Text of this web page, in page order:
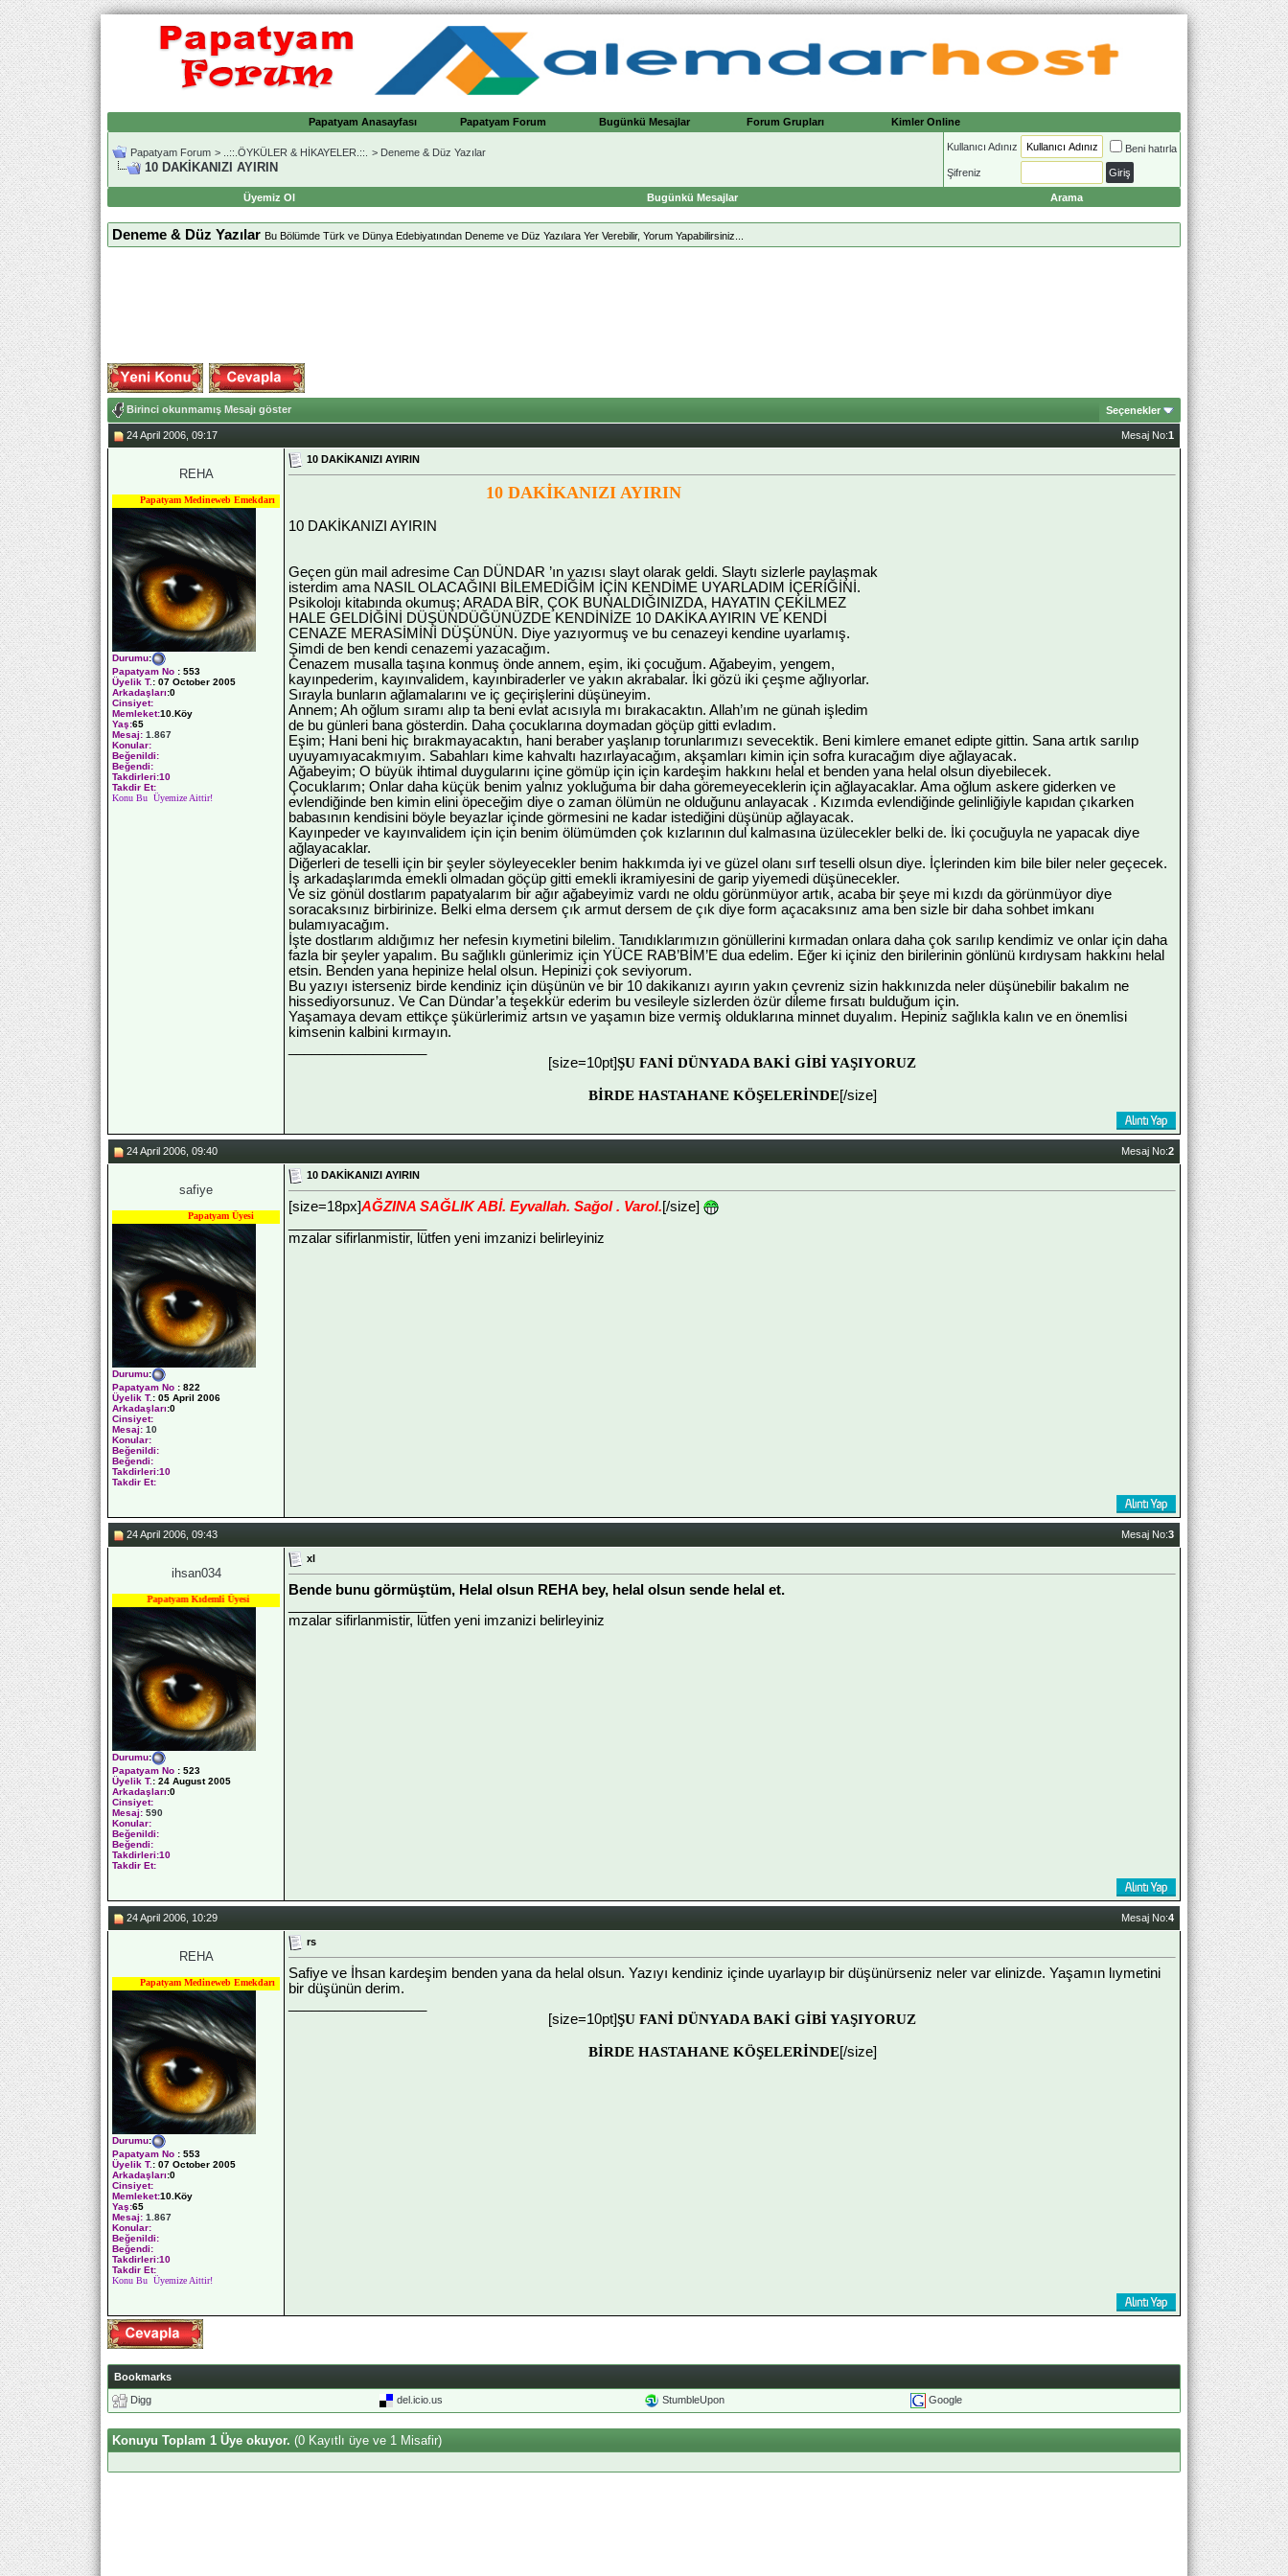
Papatyam Anasayfası Papatyam Forum Bugünkü Mesajlar Forum Grupları Kimler Online
Papatyam Forum > ..::.ÖYKÜLER & HİKAYELER.::. > Deneme & Düz Yazılar
10 DAKİKANIZI AYIRIN
Kullanıcı Adınız Beni hatırla
Şifreniz
Üyemiz Ol Bugünkü Mesajlar Arama
Deneme & Düz Yazılar Bu Bölümde Türk ve Dünya Edebiyatından Deneme ve Düz Yazılara Yer Verebilir, Yorum Yapabilirsiniz...
Birinci okunmamış Mesajı göster Seçenekler
24 April 2006, 09:17 Mesaj No:1
REHA
Papatyam Medineweb Emekdarı
Durumu:
Papatyam No : 553
Üyelik T.: 07 October 2005
Arkadaşları:0
Cinsiyet:
Memleket:10.Köy
Yaş:65
Mesaj: 1.867
Konular:
Beğenildi:
Beğendi:
Takdirleri:10
Takdir Et:
Konu Bu Üyemize Aittir!
10 DAKİKANIZI AYIRIN
10 DAKİKANIZI AYIRIN
10 DAKİKANIZI AYIRIN
Geçen gün mail adresime Can DÜNDAR ’ın yazısı slayt olarak geldi. Slaytı sizlerle paylaşmak
isterdim ama NASIL OLACAĞINI BİLEMEDİĞİM İÇİN KENDİME UYARLADIM İÇERİĞİNİ.
Psikolojı kitabında okumuş; ARADA BİR, ÇOK BUNALDIĞINIZDA, HAYATIN ÇEKİLMEZ
HALE GELDİĞİNİ DÜŞÜNDÜĞÜNÜZDE KENDİNİZE 10 DAKİKA AYIRIN VE KENDİ
CENAZE MERASİMİNİ DÜŞÜNÜN. Diye yazıyormuş ve bu cenazeyi kendine uyarlamış.
Şimdi de ben kendi cenazemi yazacağım.
Cenazem musalla taşına konmuş önde annem, eşim, iki çocuğum. Ağabeyim, yengem,
kayınpederim, kayınvalidem, kayınbiraderler ve yakın akrabalar. İki gözü iki çeşme ağlıyorlar.
Sırayla bunların ağlamalarını ve iç geçirişlerini düşüneyim.
Annem; Ah oğlum sıramı alıp ta beni evlat acısıyla mı bırakacaktın. Allah’ım ne günah işledim
de bu günleri bana gösterdin. Daha çocuklarına doymadan göçüp gitti evladım.
Eşim; Hani beni hiç bırakmayacaktın, hani beraber yaşlanıp torunlarımızı sevecektik. Beni kimlere emanet edipte gittin. Sana artık sarılıp
uyuyamıyacakmıyım. Sabahları kime kahvaltı hazırlayacağım, akşamları kimin için sofra kuracağım diye ağlayacak.
Ağabeyim; O büyük ihtimal duygularını içine gömüp için için kardeşim hakkını helal et benden yana helal olsun diyebilecek.
Çocuklarım; Onlar daha küçük benim yalnız yokluğuma bir daha göremeyeceklerin için ağlayacaklar. Ama oğlum askere giderken ve
evlendiğinde ben kimin elini öpeceğim diye o zaman ölümün ne olduğunu anlayacak . Kızımda evlendiğinde gelinliğiyle kapıdan çıkarken
babasının kendisini böyle beyazlar içinde görmesini ne kadar istediğini düşünüp ağlayacak.
Kayınpeder ve kayınvalidem için için benim ölümümden çok kızlarının dul kalmasına üzülecekler belki de. İki çocuğuyla ne yapacak diye
ağlayacaklar.
Diğerleri de teselli için bir şeyler söyleyecekler benim hakkımda iyi ve güzel olanı sırf teselli olsun diye. İçlerinden kim bile biler neler geçecek.
İş arkadaşlarımda emekli olmadan göçüp gitti emekli ikramiyesini de garip yiyemedi düşünecekler.
Ve siz gönül dostlarım papatyalarım bir ağır ağabeyimiz vardı ne oldu görünmüyor artık, acaba bir şeye mi kızdı da görünmüyor diye
soracaksınız birbirinize. Belki elma dersem çık armut dersem de çık diye form açacaksınız ama ben sizle bir daha sohbet imkanı
bulamıyacağım.
İşte dostlarım aldığımız her nefesin kıymetini bilelim. Tanıdıklarımızın gönüllerini kırmadan onlara daha çok sarılıp kendimiz ve onlar için daha
fazla bir şeyler yapalım. Bu sağlıklı günlerimiz için YÜCE RAB’BİM’E dua edelim. Eğer ki içiniz den birilerinin gönlünü kırdıysam hakkını helal
etsin. Benden yana hepinize helal olsun. Hepinizi çok seviyorum.
Bu yazıyı isterseniz birde kendiniz için düşünün ve bir 10 dakikanızı ayırın yakın çevreniz sizin hakkınızda neler düşünebilir bakalım ne
hissediyorsunuz. Ve Can Dündar’a teşekkür ederim bu vesileyle sizlerden özür dileme fırsatı bulduğum için.
Yaşamaya devam ettikçe şükürlerimiz artsın ve yaşamın bize vermiş olduklarına minnet duyalım. Hepiniz sağlıkla kalın ve en önemlisi
kimsenin kalbini kırmayın.
[size=10pt]ŞU FANİ DÜNYADA BAKİ GİBİ YAŞIYORUZ
BİRDE HASTAHANE KÖŞELERİNDE[/size]
24 April 2006, 09:40 Mesaj No:2
safiye
Papatyam Üyesi
Durumu:
Papatyam No : 822
Üyelik T.: 05 April 2006
Arkadaşları:0
Cinsiyet:
Mesaj: 10
Konular:
Beğenildi:
Beğendi:
Takdirleri:10
Takdir Et:
10 DAKİKANIZI AYIRIN
[size=18px]AĞZINA SAĞLIK ABİ. Eyvallah. Sağol . Varol.[/size]
mzalar sifirlanmistir, lütfen yeni imzanizi belirleyiniz
24 April 2006, 09:43 Mesaj No:3
ihsan034
Papatyam Kıdemli Üyesi
Durumu:
Papatyam No : 523
Üyelik T.: 24 August 2005
Arkadaşları:0
Cinsiyet:
Mesaj: 590
Konular:
Beğenildi:
Beğendi:
Takdirleri:10
Takdir Et:
xl
Bende bunu görmüştüm, Helal olsun REHA bey, helal olsun sende helal et.
mzalar sifirlanmistir, lütfen yeni imzanizi belirleyiniz
24 April 2006, 10:29 Mesaj No:4
REHA
Papatyam Medineweb Emekdarı
Durumu:
Papatyam No : 553
Üyelik T.: 07 October 2005
Arkadaşları:0
Cinsiyet:
Memleket:10.Köy
Yaş:65
Mesaj: 1.867
Konular:
Beğenildi:
Beğendi:
Takdirleri:10
Takdir Et:
Konu Bu Üyemize Aittir!
rs
Safiye ve İhsan kardeşim benden yana da helal olsun. Yazıyı kendiniz içinde uyarlayıp bir düşünürseniz neler var elinizde. Yaşamın lıymetini
bir düşünün derim.
[size=10pt]ŞU FANİ DÜNYADA BAKİ GİBİ YAŞIYORUZ
BİRDE HASTAHANE KÖŞELERİNDE[/size]
Bookmarks
Digg
del.icio.us StumbleUpon Google
Konuyu Toplam 1 Üye okuyor. (0 Kayıtlı üye ve 1 Misafir)